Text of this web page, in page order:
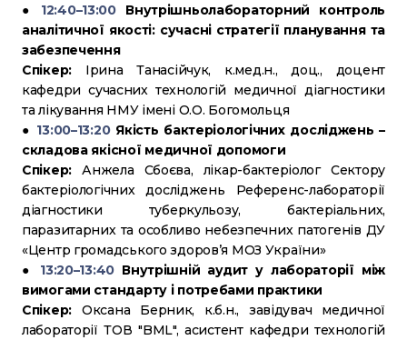
●
12:40–13:00Внутрішньолабораторний контроль
аналітичної якості: сучасні стратегії планування та
забезпечення
Спікер: Ірина Танасійчук, к.мед.н., доц., доцент
кафедри сучасних технологій медичної діагностики
та лікування НМУ імені О.О. Богомольця
● 13:00–13:20Якість бактеріологічних досліджень –
складова якісної медичної допомоги
Спікер:Анжела Сбоєва, лікар-бактеріолог Сектору
бактеріологічних досліджень Референс-лабораторії
діагностики туберкульозу, бактеріальних,
паразитарних та особливо небезпечних патогенів ДУ
«Центр громадського здоров’я МОЗ України»
● 13:20–13:40 Внутрішній аудит у лабораторії між
вимогами стандарту і потребами практики
Спікер: Оксана Берник, к.б.н., завідувач медичної
лабораторії ТОВ "BML", асистент кафедри технологій